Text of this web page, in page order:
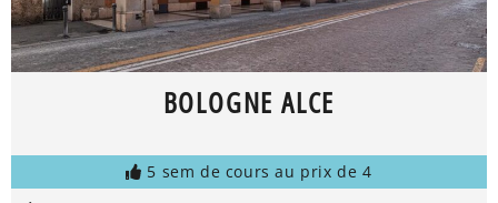
BOLOGNE ALCE
5 sem de cours au prix de 4